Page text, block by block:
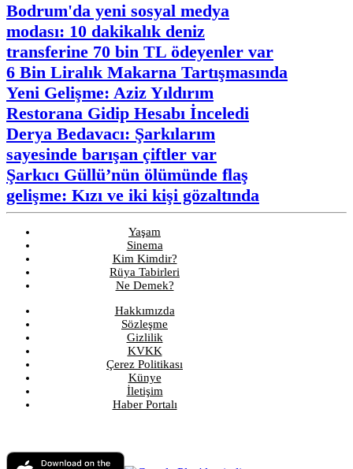
Bodrum'da yeni sosyal medya
modası: 10 dakikalık deniz
transferine 70 bin TL ödeyenler var
6 Bin Liralık Makarna Tartışmasında
Yeni Gelişme: Aziz Yıldırım
Restorana Gidip Hesabı İnceledi
Derya Bedavacı: Şarkılarım
sayesinde barışan çiftler var
Şarkıcı Güllü’nün ölümünde flaş
gelişme: Kızı ve iki kişi gözaltında
Yaşam
Sinema
Kim Kimdir?
Rüya Tabirleri
Ne Demek?
Hakkımızda
Sözleşme
Gizlilik
KVKK
Çerez Politikası
Künye
İletişim
Haber Portalı